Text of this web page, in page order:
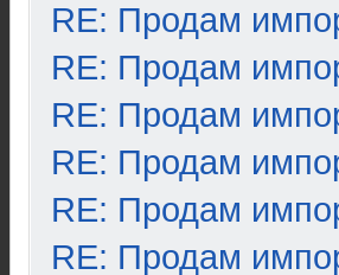
RE: Продам
RE: Продам
RE: Продам
RE: Продам
RE: Продам
RE: Продам